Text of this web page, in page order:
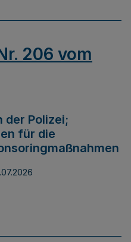
206 vom
der Polizei;
für die